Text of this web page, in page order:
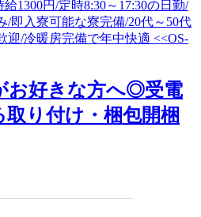
お好きな方へ◎受電
り付け・梱包開梱